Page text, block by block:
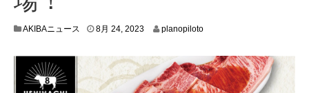
AKIBAニュース 8月 24, 20238
1
,
2
planopiloto